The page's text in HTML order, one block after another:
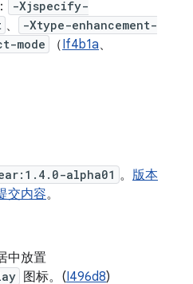
-Xjspecify-
、
-Xtype-enhancement-
mode
（If4b1a、
alpha01 。 版本
交内容。
中放置
图标。(I496d8)